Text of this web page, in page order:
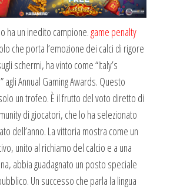
ha un inedito campione.game penalty
che porta l’emozione dei calci di rigore
schermi, ha vinto come “Italy’s
agli Annual Gaming Awards. Questo
un trofeo. È il frutto del voto diretto di
di giocatori, che lo ha selezionato
dell’anno. La vittoria mostra come un
unito al richiamo del calcio e a una
abbia guadagnato un posto speciale
Un successo che parla la lingua